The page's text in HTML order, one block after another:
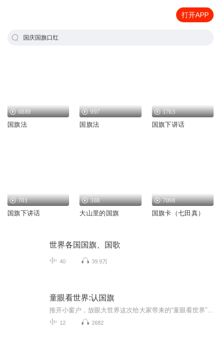
打开APP
国庆国旗口红
6889
国旗法
997
国旗法
1763
国旗下讲话
701
国旗下讲话
388
大山里的国旗
7098
国旗卡（七田真）
世界各国国旗、国歌
40 39.9万
童眼看世界:认国旗
12 2682